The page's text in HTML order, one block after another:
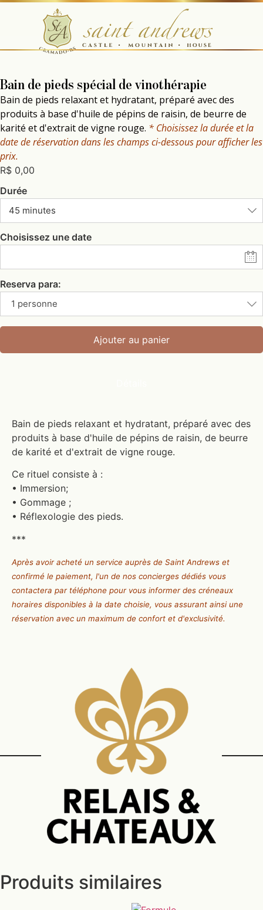
Bain de pieds spécial de vinothérapie
Bain de pieds relaxant et hydratant, préparé avec des
produits à base d'huile de pépins de raisin, de beurre de
karité et d'extrait de vigne rouge. * Choisissez la durée et la
date de réservation dans les champs ci-dessous pour afficher les
prix.
R$ 0,00
Durée
45 minutes
Choisissez une date
Reserva para:
1 personne
Ajouter au panier
Bain de pieds relaxant et hydratant, préparé avec des
produits à base d'huile de pépins de raisin, de beurre
de karité et d'extrait de vigne rouge.
Ce rituel consiste à :
• Immersion;
• Gommage ;
• Réflexologie des pieds.
***
Après avoir acheté un service auprès de Saint Andrews et
confirmé le paiement, l'un de nos concierges dédiés vous
contactera par téléphone pour vous informer des créneaux
horaires disponibles à la date choisie, vous assurant ainsi une
réservation avec un maximum de confort et d'exclusivité.
Produits similaires